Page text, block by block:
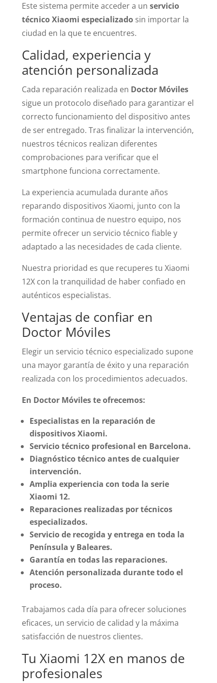
Este sistema permite acceder a un servicio
técnico Xiaomi especializadosin importar la
ciudad en la que te encuentres.
Calidad, experiencia y
atención personalizada
Cada reparación realizada en Doctor Móviles
sigue un protocolo diseñado para garantizar el
correcto funcionamiento del dispositivo antes
de ser entregado. Tras finalizar la intervención,
nuestros técnicos realizan diferentes
comprobaciones para verificar que el
smartphone funciona correctamente.
La experiencia acumulada durante años
reparando dispositivos Xiaomi, junto con la
formación continua de nuestro equipo, nos
permite ofrecer un servicio técnico fiable y
adaptado a las necesidades de cada cliente.
Nuestra prioridad es que recuperes tu Xiaomi
12X con la tranquilidad de haber confiado en
auténticos especialistas.
Ventajas de confiar en
Doctor Móviles
Elegir un servicio técnico especializado supone
una mayor garantía de éxito y una reparación
realizada con los procedimientos adecuados.
En Doctor Móviles te ofrecemos:
Especialistas en la reparación de
dispositivos Xiaomi.
Servicio técnico profesional en Barcelona.
Diagnóstico técnico antes de cualquier
intervención.
Amplia experiencia con toda la serie
Xiaomi 12.
Reparaciones realizadas por técnicos
especializados.
Servicio de recogida y entrega en toda la
Península y Baleares.
Garantía en todas las reparaciones.
Atención personalizada durante todo el
proceso.
Trabajamos cada día para ofrecer soluciones
eficaces, un servicio de calidad y la máxima
satisfacción de nuestros clientes.
Tu Xiaomi 12X en manos de
profesionales